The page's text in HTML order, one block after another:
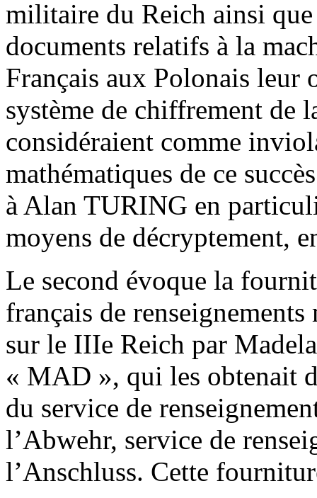
militaire du Reich ainsi
documents relatifs à la
Français aux Polonais leur
système de chiffrement de
considéraient comme
mathématiques de ce
à Alan TURING en
moyens de décryptement,
Le second évoque la
français de
sur le IIIe Reich par
« MAD », qui les obtenait
du service de
l’Abwehr, service de
l’Anschluss. Cette